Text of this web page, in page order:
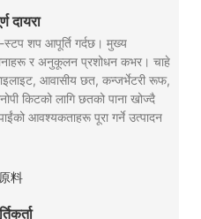
दायरा
शप आपूर्ति गर्दछ। मुख्य
र अनुकूलन प्रशोधन कभर। चाहे
आवासीय छत, कन्जर्भेटरी रूफ,
किटको लागि छतको पाना खोज्दै
आवश्यकताहरू पूरा गर्ने उत्पादन